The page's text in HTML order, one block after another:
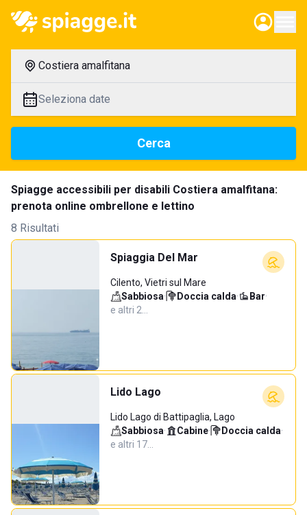
Costiera amalfitana
Seleziona date
Cerca
Spiagge accessibili per disabili Costiera amalfitana:
prenota online ombrellone e lettino
8 Risultati
Spiaggia Del Mar
Cilento, Vietri sul Mare
Sabbiosa· Doccia calda· Bar·
e altri 2…
Lido Lago
Lido Lago di Battipaglia, Lago
Sabbiosa· Cabine· Doccia calda·
e altri 17…